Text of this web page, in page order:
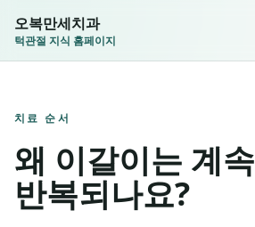
오복만세치과
턱관절 지식 홈페이지
치료 순서
왜 이갈이는 계속
반복되나요?